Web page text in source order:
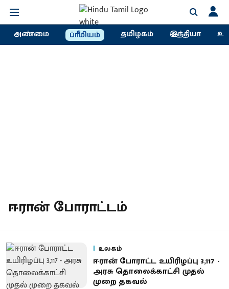
அண்மை ப்ரீமியம் தமிழகம் இந்தியா
ஈரான் போராட்டம்
உலகம்
ஈ​ரான் போராட்ட உயிரிழப்பு 3,117 -
அரசு தொலைக்​காட்சி முதல்
முறை​ தகவல்